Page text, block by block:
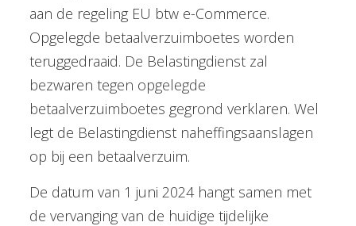
aan de regeling EU btw e-Commerce.
Opgelegde betaalverzuimboetes worden
teruggedraaid. De Belastingdienst zal
bezwaren tegen opgelegde
betaalverzuimboetes gegrond verklaren. Wel
legt de Belastingdienst naheffingsaanslagen
op bij een betaalverzuim.
De datum van 1 juni 2024 hangt samen met
de vervanging van de huidige tijdelijke